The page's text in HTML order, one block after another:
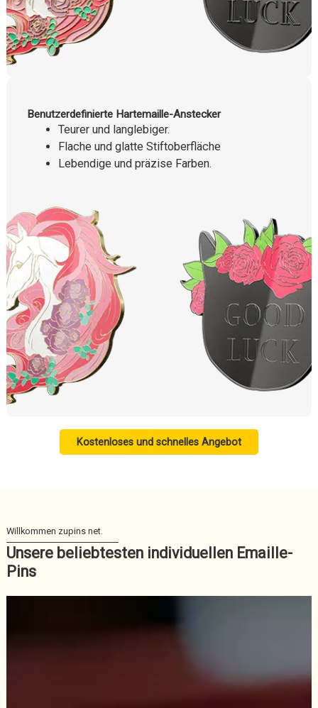
Benutzerdefinierte Hartemaille-Anstecker
Teurer und langlebiger.
Flache und glatte Stiftoberfläche
Lebendige und präzise Farben.
Kostenloses und schnelles Angebot
Unsere beliebtesten individuellen Emaille-
Pins